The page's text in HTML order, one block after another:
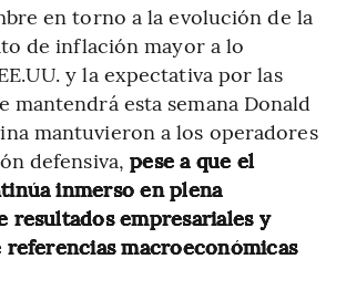
en torno a la evolución de la
de inflación mayor a lo
y la expectativa por las
mantendrá esta semana Donald
mantuvieron a los operadores
defensiva,pese a que el
inmerso en plena
resultados empresariales y
macroeconómicas